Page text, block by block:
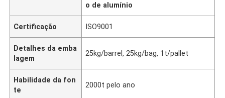
o de alumínio
Certificação ISO9001
Detalhes da emba
lagem
25kg/barrel, 25kg/bag, 1t/pallet
Habilidade da fon
te
2000t pelo ano